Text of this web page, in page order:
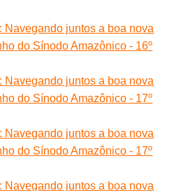
Navegando juntos a boa nova
do Sínodo Amazônico - 16º
Navegando juntos a boa nova
do Sínodo Amazônico - 17º
Navegando juntos a boa nova
do Sínodo Amazônico - 17º
Navegando juntos a boa nova